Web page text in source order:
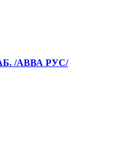
/АВВА РУС/